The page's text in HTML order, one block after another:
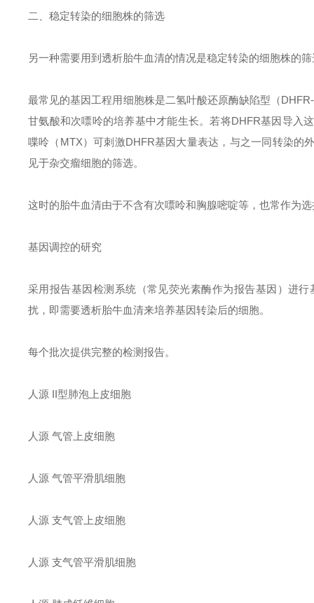
二、稳定转染的细胞株的筛选
另一种需要用到透析胎牛血清的情况是稳定转染的细胞株的
最常见的基因工程用细胞株是二氢叶酸还原酶缺陷型（
甘氨酸和次嘌呤的培养基中才能生长。若将DHFR基因导入
喋呤（MTX）可刺激DHFR基因大量表达，与之一同转染的
见于杂交瘤细胞的筛选。
这时的胎牛血清由于不含有次嘌呤和胸腺嘧啶等，也常作为
基因调控的研究
采用报告基因检测系统（常见荧光素酶作为报告基因）进
扰，即需要透析胎牛血清来培养基因转染后的细胞。
每个批次提供完整的检测报告。
人源 II型肺泡上皮细胞
人源 气管上皮细胞
人源 气管平滑肌细胞
人源 支气管上皮细胞
人源 支气管平滑肌细胞